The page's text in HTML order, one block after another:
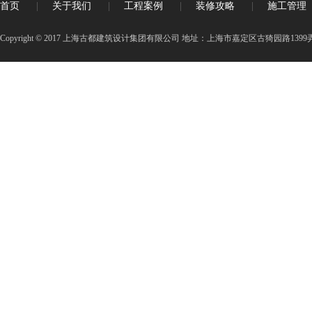
首页 关于我们 工程案例 装修攻略 施工管理
Copyright © 2017 上海古都建筑设计集团有限公司 地址：上海市嘉定区古猗园路1399